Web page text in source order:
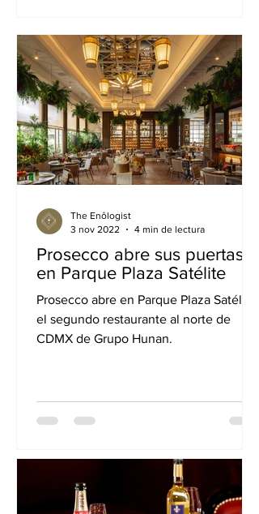
Prosecco abre sus puertas
en Parque Plaza Satélite
Prosecco abre en Parque Plaza Satélite,
el segundo restaurante al norte de
3 nov 2022
4 min de lectura